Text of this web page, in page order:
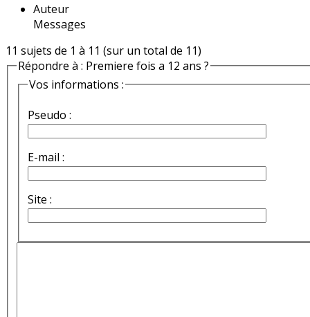
Auteur
Messages
11 sujets de 1 à 11 (sur un total de 11)
Répondre à : Premiere fois a 12 ans ?
Vos informations :
Pseudo :
E-mail :
Site :